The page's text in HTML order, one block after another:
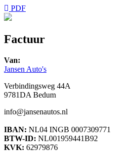
PDF
Factuur
Van:
Jansen Auto's
Verbindingsweg 44A
9781DA Bedum
info@jansenautos.nl
IBAN: NL04 INGB 0007309771
BTW-ID: NL001959441B92
KVK: 62979876